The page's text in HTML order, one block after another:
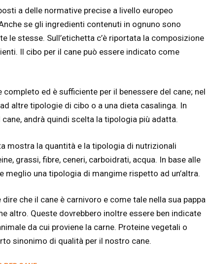
a delle normative precise a livello europeo
se gli ingredienti contenuti in ognuno sono
le stesse. Sull’etichetta c’è riportata la composizione
Il cibo per il cane può essere indicato come
ed è sufficiente per il benessere del cane; nel
altre tipologie di cibo o a una dieta casalinga. In
andrà quindi scelta la tipologia più adatta.
mostra la quantità e la tipologia di nutrizionali
grassi, fibre, ceneri, carboidrati, acqua. In base alle
meglio una tipologia di mangime rispetto ad un’altra.
che il cane è carnivoro e come tale nella sua pappa
altro. Queste dovrebbero inoltre essere ben indicate
da cui proviene la carne. Proteine vegetali o
sinonimo di qualità per il nostro cane.